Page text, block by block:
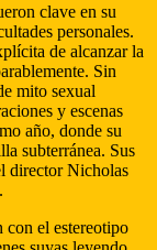
clave en su
personales.
de alcanzar la
Sin
mito sexual
y escenas
año, donde su
subterránea. Sus
director Nicholas
con el estereotipo